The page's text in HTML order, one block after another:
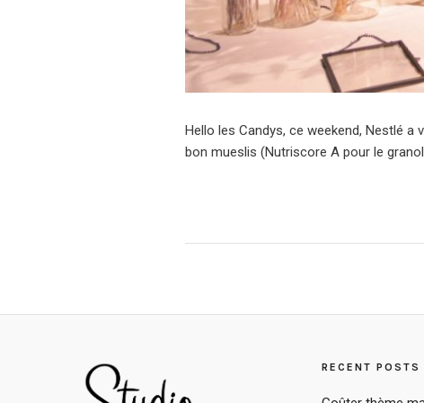
Hello les Candys, ce weekend, Nestlé
bon mueslis (Nutriscore A pour le
RECENT POSTS